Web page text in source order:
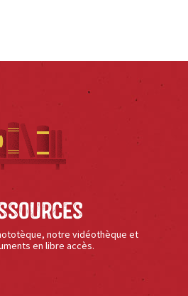
notre vidéothèque et
en libre accès.